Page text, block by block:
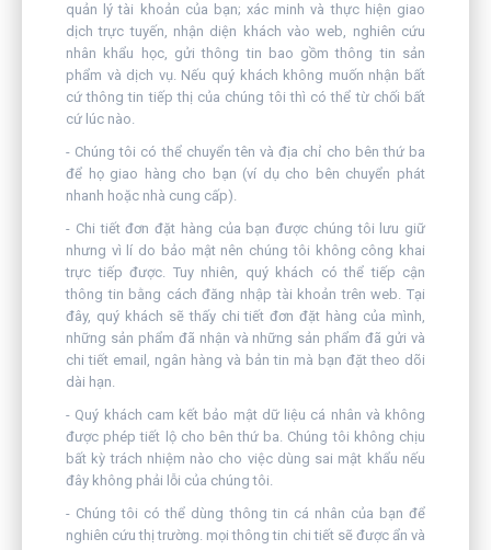
quản lý tài khoản của bạn; xác minh và thực hiện giao
dịch trực tuyến, nhận diện khách vào web, nghiên cứu
nhân khẩu học, gửi thông tin bao gồm thông tin sản
phẩm và dịch vụ. Nếu quý khách không muốn nhận bất
cứ thông tin tiếp thị của chúng tôi thì có thể từ chối bất
cứ lúc nào.
- Chúng tôi có thể chuyển tên và địa chỉ cho bên thứ ba
để họ giao hàng cho bạn (ví dụ cho bên chuyển phát
nhanh hoặc nhà cung cấp).
- Chi tiết đơn đặt hàng của bạn được chúng tôi lưu giữ
nhưng vì lí do bảo mật nên chúng tôi không công khai
trực tiếp được. Tuy nhiên, quý khách có thể tiếp cận
thông tin bằng cách đăng nhập tài khoản trên web. Tại
đây, quý khách sẽ thấy chi tiết đơn đặt hàng của mình,
những sản phẩm đã nhận và những sản phẩm đã gửi và
chi tiết email, ngân hàng và bản tin mà bạn đặt theo dõi
dài hạn.
- Quý khách cam kết bảo mật dữ liệu cá nhân và không
được phép tiết lộ cho bên thứ ba. Chúng tôi không chịu
bất kỳ trách nhiệm nào cho việc dùng sai mật khẩu nếu
đây không phải lỗi của chúng tôi.
- Chúng tôi có thể dùng thông tin cá nhân của bạn để
nghiên cứu thị trường. mọi thông tin chi tiết sẽ được ẩn và